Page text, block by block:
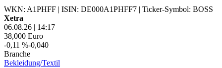
WKN: A1PHFF | ISIN: DE000A1PHFF7 | Ticker-Symbol: BOSS
Xetra
06.08.26 | 14:17
38,000 Euro
-0,11 %-0,040
Branche
Bekleidung/Textil